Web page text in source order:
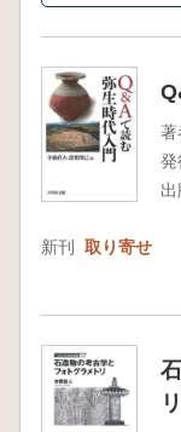
著
発
出
新刊 取り寄せ
リ